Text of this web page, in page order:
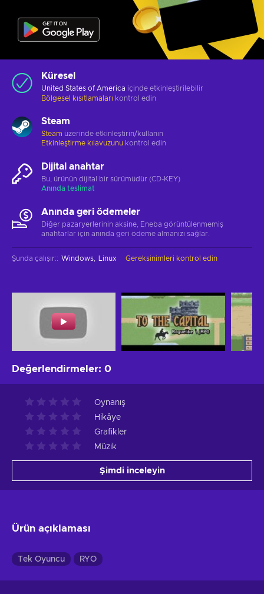
Küresel
United States of America içinde etkinleştirilebilir
Bölgesel kısıtlamaları kontrol edin
Steam
Steam üzerinde etkinleştirin/kullanın
Etkinleştirme kılavuzunu kontrol edin
Dijital anahtar
Bu, ürünün dijital bir sürümüdür (CD-KEY)
Anında teslimat
Anında geri ödemeler
Diğer pazaryerlerinin aksine, Eneba görüntülenmemiş
anahtarlar için anında geri ödeme almanızı sağlar.
Şunda çalışır:: Windows Linux Gereksinimleri kontrol edin
Değerlendirmeler: 0
Oynanış
Hikâye
Grafikler
Müzik
Şimdi inceleyin
Ürün açıklaması
Tek Oyuncu RYO